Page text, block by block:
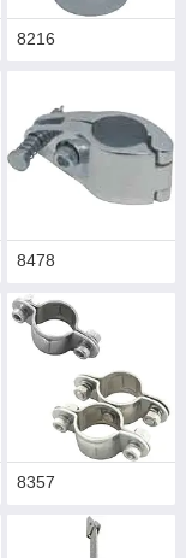
8216
8478
8357